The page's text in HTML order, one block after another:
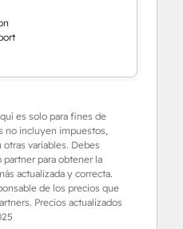
es solo para fines de
no incluyen impuestos,
variables. Debes
para obtener la
actualizada y correcta.
de los precios que
Precios actualizados